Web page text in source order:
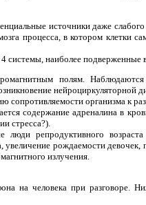
источники даже слабого
процесса, в котором клетки
системы, наиболее
полям.
нейроциркуляторной
сопротивляемости организма к
содержание адреналина в
стресса?).
репродуктивного возраста
увеличение рождаемости
излучения.
на человека при разговоре.